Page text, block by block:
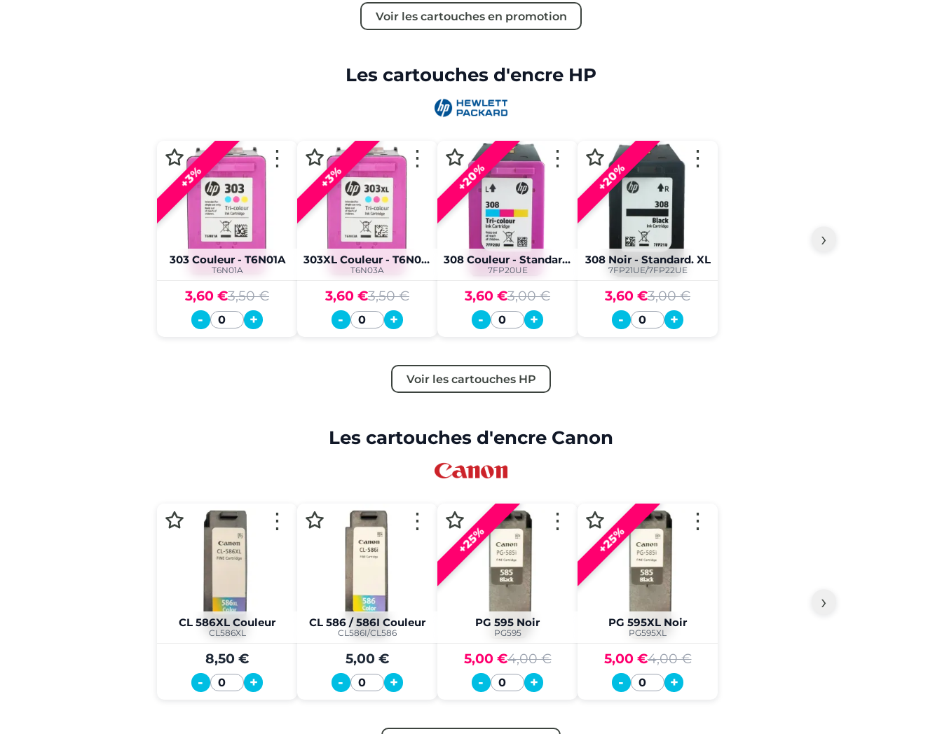
Voir les cartouches en promotion
Les cartouches d'encre HP
+3%
⋮
303 Couleur - T6N01A
T6N01A
3,60 €3,50 €
-
Quantité
+
+3%
⋮
303XL Couleur - T6N03A
T6N03A
3,60 €3,50 €
-
Quantité
+
+20%
⋮
308 Couleur - Standard. XL
7FP20UE
3,60 €3,00 €
-
Quantité
+
+20%
⋮
308 Noir - Standard. XL
7FP21UE/7FP22UE
3,60 €3,00 €
-
Quantité
+
›
Voir les cartouches HP
Les cartouches d'encre Canon
⋮
CL 586XL Couleur
CL586XL
8,50 €
-
Quantité
+
⋮
CL 586 / 586I Couleur
CL586I/CL586
5,00 €
-
Quantité
+
+25%
⋮
PG 595 Noir
PG595
5,00 €4,00 €
-
Quantité
+
+25%
⋮
PG 595XL Noir
PG595XL
5,00 €4,00 €
-
Quantité
+
›